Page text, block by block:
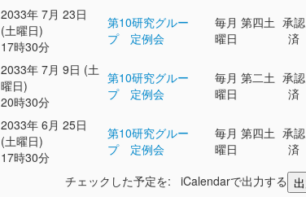
2033年 7月 23日
(土曜日)
17時30分
第10研究グルー
プ 定例会
毎月 第四土
曜日
承認
済
2033年 7月 9日 (土
曜日)
20時30分
第10研究グルー
プ 定例会
毎月 第二土
曜日
承認
済
2033年 6月 25日
(土曜日)
17時30分
第10研究グルー
プ 定例会
毎月 第四土
曜日
承認
済
チェックした予定を: iCalendarで出力する